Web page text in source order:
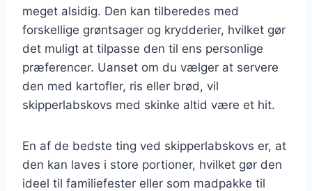
meget alsidig. Den kan tilberedes med
forskellige grøntsager og krydderier, hvilket gør
det muligt at tilpasse den til ens personlige
præferencer. Uanset om du vælger at servere
den med kartofler, ris eller brød, vil
skipperlabskovs med skinke altid være et hit.
En af de bedste ting ved skipperlabskovs er, at
den kan laves i store portioner, hvilket gør den
ideel til familiefester eller som madpakke til